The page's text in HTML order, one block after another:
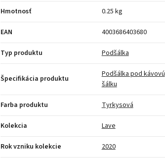
Hmotnosť 0.25 kg
EAN 4003686403680
Typ produktu Podšálka
Špecifikácia produktu
Podšálka pod kávovú
šálku
Farba produktu Tyrkysová
Kolekcia Lave
Rok vzniku kolekcie 2020